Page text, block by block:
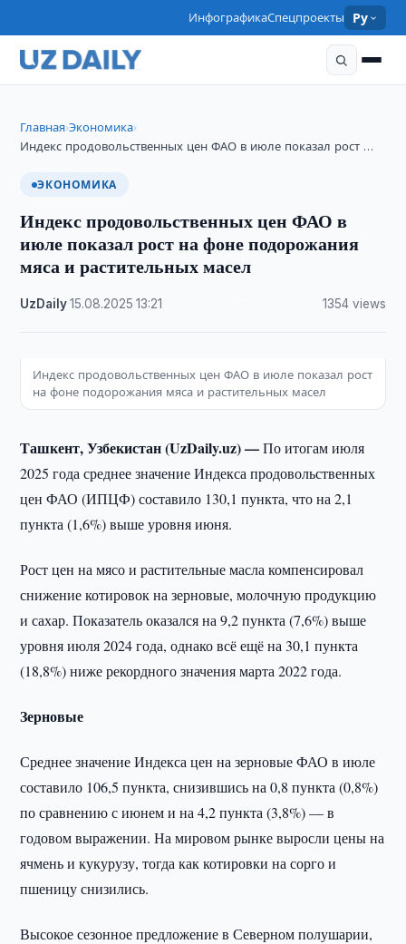
ИнфографикаСпецпроекты Ру
Главная›Экономика›
Индекс продовольственных цен ФАО в июле показал рост …
ЭКОНОМИКА
Индекс продовольственных цен ФАО в
июле показал рост на фоне подорожания
мяса и растительных масел
UzDaily·15.08.2025 ·13:21 1354 views
Индекс продовольственных цен ФАО в июле показал рост
на фоне подорожания мяса и растительных масел
Ташкент, Узбекистан (UzDaily.uz) —По итогам июля
2025 года среднее значение Индекса продовольственных
цен ФАО (ИПЦФ) составило 130,1 пункта, что на 2,1
пункта (1,6%) выше уровня июня.
Рост цен на мясо и растительные масла компенсировал
снижение котировок на зерновые, молочную продукцию
и сахар. Показатель оказался на 9,2 пункта (7,6%) выше
уровня июля 2024 года, однако всё ещё на 30,1 пункта
(18,8%) ниже рекордного значения марта 2022 года.
Зерновые
Среднее значение Индекса цен на зерновые ФАО в июле
составило 106,5 пункта, снизившись на 0,8 пункта (0,8%)
по сравнению с июнем и на 4,2 пункта (3,8%) — в
годовом выражении. На мировом рынке выросли цены на
ячмень и кукурузу, тогда как котировки на сорго и
пшеницу снизились.
Высокое сезонное предложение в Северном полушарии,